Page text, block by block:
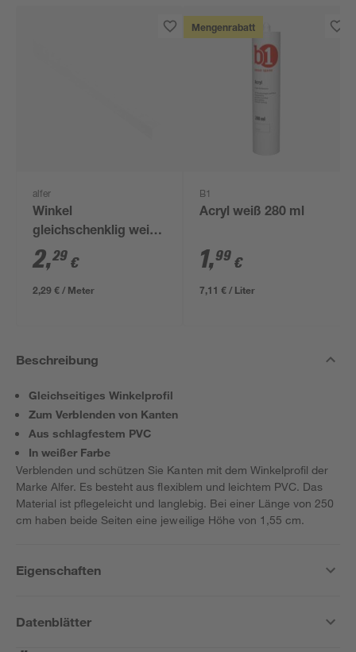
alfer
Winkel
gleichschenklig weiß
100 x 1,55 cm
2,29 €
2,29 € / Meter
Mengenrabatt
B1
Acryl weiß 280 ml
1,99 €
7,11 € / Liter
Beschreibung
Gleichseitiges Winkelprofil
Zum Verblenden von Kanten
Aus schlagfestem PVC
In weißer Farbe
Verblenden und schützen Sie Kanten mit dem Winkelprofil der
Marke Alfer. Es besteht aus flexiblem und leichtem PVC. Das
Material ist pflegeleicht und langlebig. Bei einer Länge von 250
cm haben beide Seiten eine jeweilige Höhe von 1,55 cm.
Eigenschaften
Datenblätter